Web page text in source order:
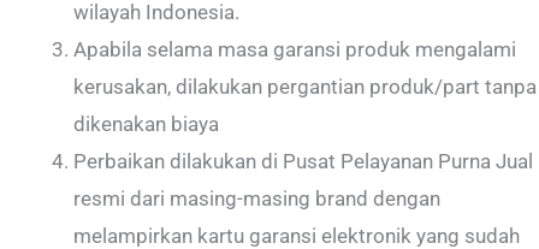
wilayah Indonesia.
Apabila selama masa garansi produk mengalami
kerusakan, dilakukan pergantian produk/part tanpa
dikenakan biaya
Perbaikan dilakukan di Pusat Pelayanan Purna Jual
resmi dari masing-masing brand dengan
melampirkan kartu garansi elektronik yang sudah